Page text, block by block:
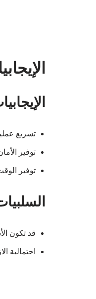
تسريع
توفير
توفير
قد تكون
احتمالية